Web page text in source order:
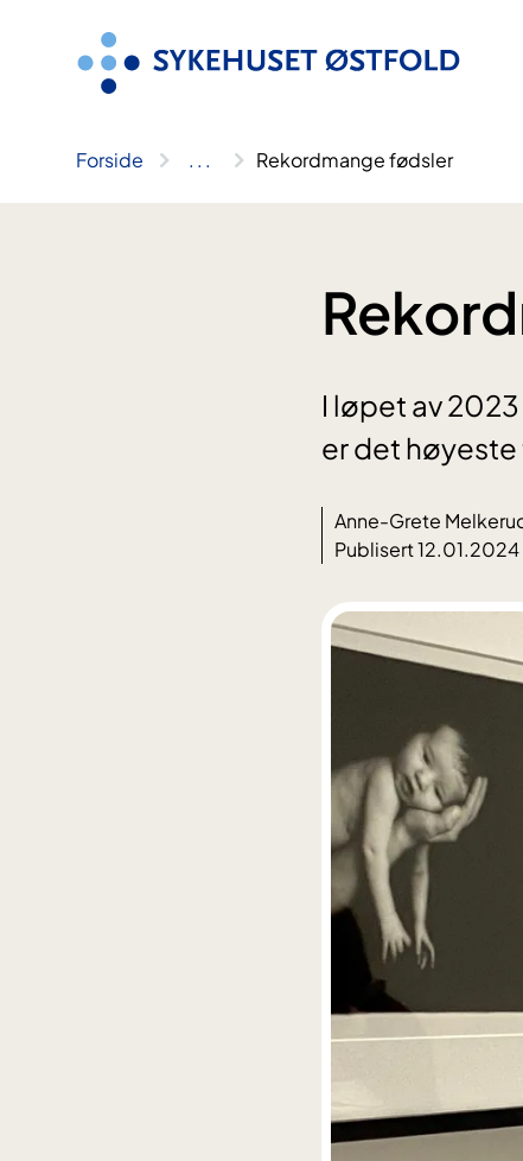
Forside .. . Rekordmange fødsler
I løpet av
er det
Anne-Grete
Publisert 12.01.2024